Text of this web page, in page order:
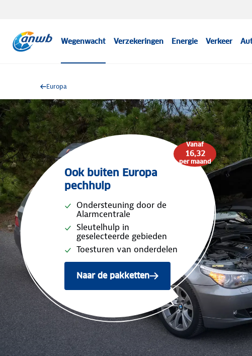
Wegenwacht Verzekeringen Energie Verkeer
Europa
Vanaf
16,32
per maand
Ook buiten Europa
pechhulp
Ondersteuning door de
Alarmcentrale
Sleutelhulp in
geselecteerde gebieden
Toesturen van onderdelen
Naar de pakkettenmet Europa Plus dekking